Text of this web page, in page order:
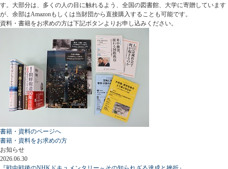
す。大部分は、多くの人の目に触れるよう、全国の図書館、大学に寄贈しています
が、余部はAmazonもしくは当財団から直接購入することも可能です。
資料・書籍をお求めの方は下記ボタンよりお申し込みください。
書籍・資料のページへ
書籍・資料をお求めの方
お知らせ
2026.06.30